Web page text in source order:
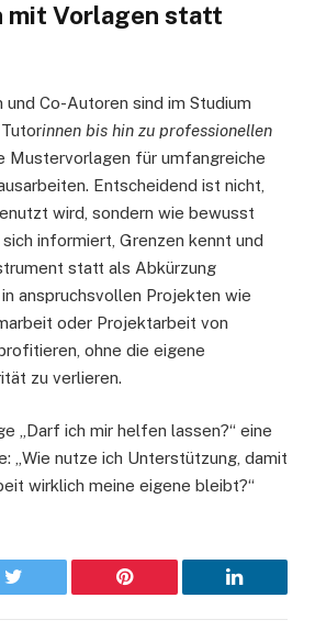
mit Vorlagen statt
Co-Autoren sind im Studium
innen bis hin zu professionellen
Mustervorlagen für umfangreiche
Entscheidend ist nicht,
wird, sondern wie bewusst
informiert, Grenzen kennt und
statt als Abkürzung
anspruchsvollen Projekten wie
oder Projektarbeit von
ohne die eigene
zu verlieren.
„Darf ich mir helfen lassen?“ eine
„Wie nutze ich Unterstützung, damit
wirklich meine eigene bleibt?“
Twitter Pinterest LinkedIn